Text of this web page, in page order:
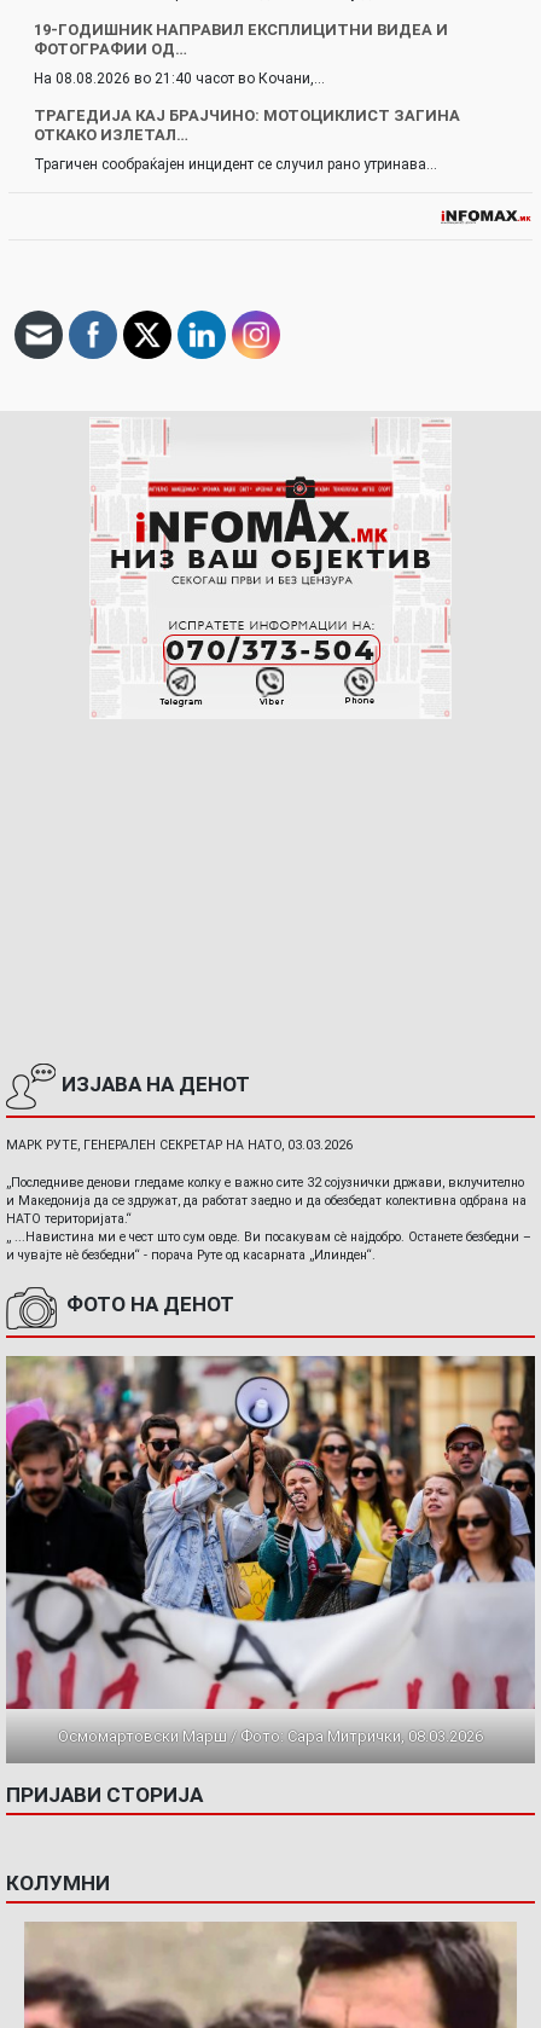
19-ГОДИШНИК НАПРАВИЛ ЕКСПЛИЦИТНИ ВИДЕА И
ФОТОГРАФИИ ОД…
На 08.08.2026 во 21:40 часот во Кочани,…
ТРАГЕДИЈА КАЈ БРАЈЧИНО: МОТОЦИКЛИСТ ЗАГИНА
ОТКАКО ИЗЛЕТАЛ…
Трагичен сообраќајен инцидент се случил рано утринава…
ИЗЈАВА НА ДЕНОТ
МАРК РУТЕ, ГЕНЕРАЛЕН СЕКРЕТАР НА НАТО, 03.03.2026
„Последниве денови гледаме колку е важно сите 32 сојузнички држави, вклучително
и Македонија да се здружат, да работат заедно и да обезбедат колективна одбрана на
НАТО територијата.“
„ ...Навистина ми е чест што сум овде. Ви посакувам сè најдобро. Останете безбедни –
и чувајте нè безбедни“ - порача Руте од касарната „Илинден“.
ФОТО НА ДЕНОТ
Осмомартовски Марш / Фото: Сара Митрички, 08.03.2026
ПРИЈАВИ СТОРИЈА
КОЛУМНИ